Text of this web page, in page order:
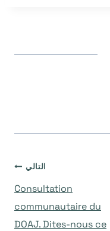
التالي
Consultation
communautaire du
DOAJ. Dites-nous ce